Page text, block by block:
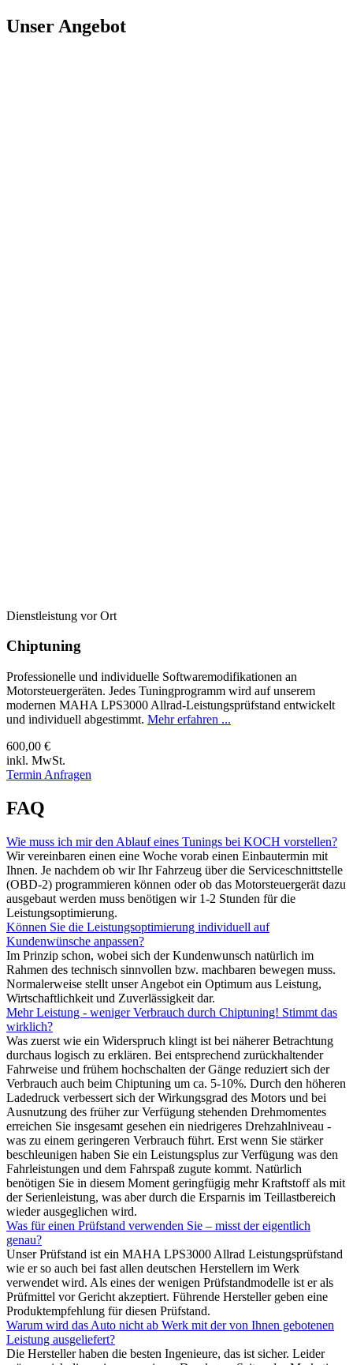
Unser Angebot
Dienstleistung vor Ort
Chiptuning
Professionelle und individuelle Softwaremodifikationen an
Motorsteuergeräten. Jedes Tuningprogramm wird auf unserem
modernen MAHA LPS3000 Allrad-Leistungsprüfstand entwickelt
und individuell abgestimmt. Mehr erfahren ...
600,00 €
inkl. MwSt.
Termin Anfragen
FAQ
Wie muss ich mir den Ablauf eines Tunings bei KOCH vorstellen?
Wir vereinbaren einen eine Woche vorab einen Einbautermin mit
Ihnen. Je nachdem ob wir Ihr Fahrzeug über die Serviceschnittstelle
(OBD-2) programmieren können oder ob das Motorsteuergerät dazu
ausgebaut werden muss benötigen wir 1-2 Stunden für die
Leistungsoptimierung.
Können Sie die Leistungsoptimierung individuell auf
Kundenwünsche anpassen?
Im Prinzip schon, wobei sich der Kundenwunsch natürlich im
Rahmen des technisch sinnvollen bzw. machbaren bewegen muss.
Normalerweise stellt unser Angebot ein Optimum aus Leistung,
Wirtschaftlichkeit und Zuverlässigkeit dar.
Mehr Leistung - weniger Verbrauch durch Chiptuning! Stimmt das
wirklich?
Was zuerst wie ein Widerspruch klingt ist bei näherer Betrachtung
durchaus logisch zu erklären. Bei entsprechend zurückhaltender
Fahrweise und frühem hochschalten der Gänge reduziert sich der
Verbrauch auch beim Chiptuning um ca. 5-10%. Durch den höheren
Ladedruck verbessert sich der Wirkungsgrad des Motors und bei
Ausnutzung des früher zur Verfügung stehenden Drehmomentes
erreichen Sie insgesamt gesehen ein niedrigeres Drehzahlniveau -
was zu einem geringeren Verbrauch führt. Erst wenn Sie stärker
beschleunigen haben Sie ein Leistungsplus zur Verfügung was den
Fahrleistungen und dem Fahrspaß zugute kommt. Natürlich
benötigen Sie in diesem Moment geringfügig mehr Kraftstoff als mit
der Serienleistung, was aber durch die Ersparnis im Teillastbereich
wieder ausgeglichen wird.
Was für einen Prüfstand verwenden Sie – misst der eigentlich
genau?
Unser Prüfstand ist ein MAHA LPS3000 Allrad Leistungsprüfstand
wie er so auch bei fast allen deutschen Herstellern im Werk
verwendet wird. Als eines der wenigen Prüfstandmodelle ist er als
Prüfmittel vor Gericht akzeptiert. Führende Hersteller geben eine
Produktempfehlung für diesen Prüfstand.
Warum wird das Auto nicht ab Werk mit der von Ihnen gebotenen
Leistung ausgeliefert?
Die Hersteller haben die besten Ingenieure, das ist sicher. Leider